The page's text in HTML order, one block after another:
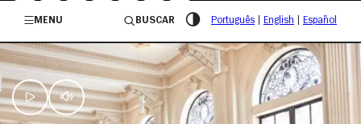
/governosp
MENU
BUSCAR Português English Español